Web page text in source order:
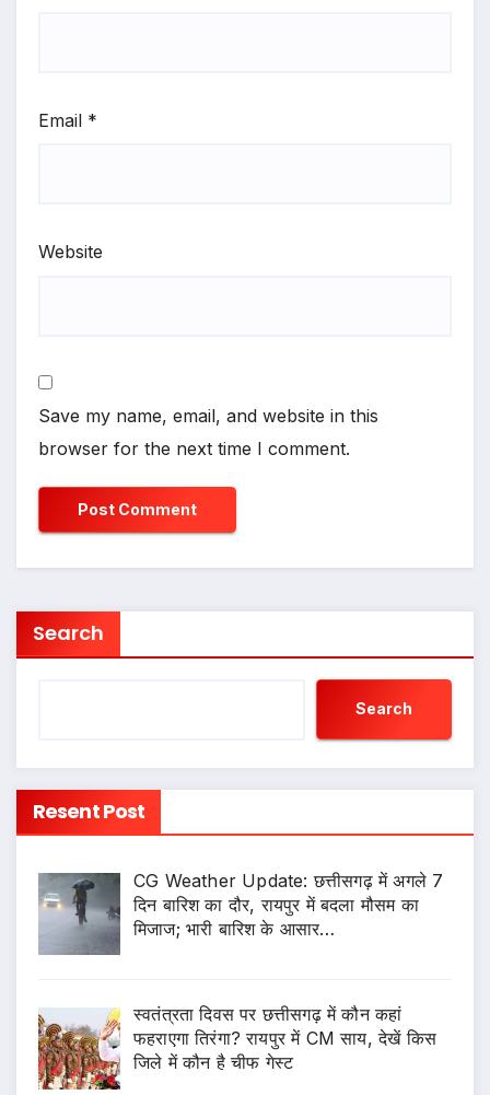
Email *
Website
Save my name, email, and website in this
browser for the next time I comment.
Search
Search
Resent Post
CG Weather Update: छत्तीसगढ़ में अगले 7
दिन बारिश का दौर, रायपुर में बदला मौसम का
मिजाज; भारी बारिश के आसार…
स्वतंत्रता दिवस पर छत्तीसगढ़ में कौन कहां
फहराएगा तिरंगा? रायपुर में CM साय, देखें किस
जिले में कौन है चीफ गेस्ट